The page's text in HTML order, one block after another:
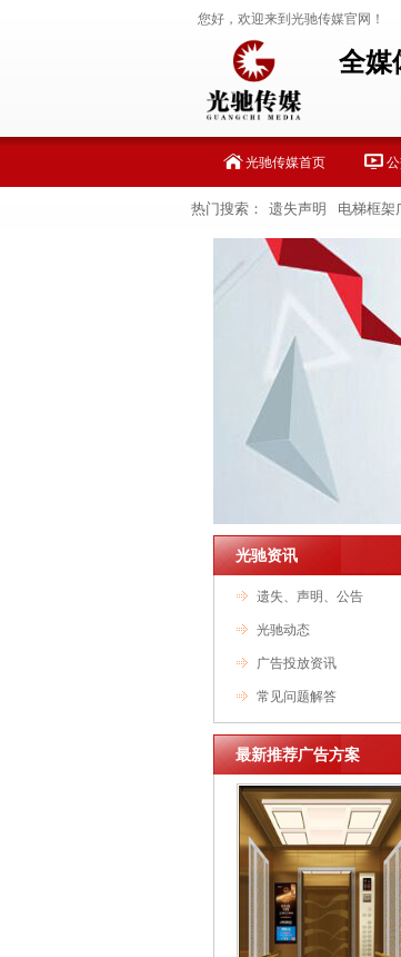
您好，欢迎来到光驰传媒官网！
全媒
光驰传媒首页
热门搜索： 遗失声明 电梯框架
光驰资讯
遗失、声明、公告
光驰动态
广告投放资讯
常见问题解答
最新推荐广告方案